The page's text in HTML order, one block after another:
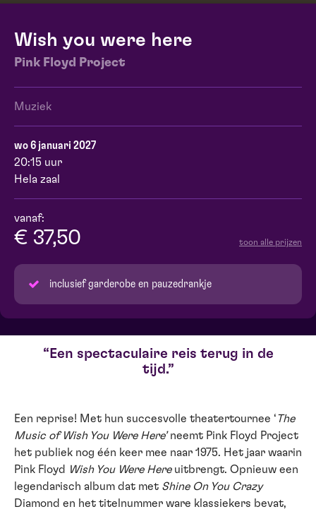
Wish you were here
Pink Floyd Project
Muziek
wo 6 januari 2027
20:15 uur
Hela zaal
vanaf:
€ 37,50 toon alle prijzen
inclusief garderobe en pauzedrankje
Een spectaculaire reis terug in de
tijd.
Een reprise! Met hun succesvolle theatertournee ‘The
Music of Wish You Were Here’neemt Pink Floyd Project
het publiek nog één keer mee naar 1975. Het jaar waarin
Pink Floyd
Wish You Were Hereuitbrengt. Opnieuw een
legendarisch album dat met Shine On You Crazy
Diamond en het titelnummer ware klassiekers bevat,